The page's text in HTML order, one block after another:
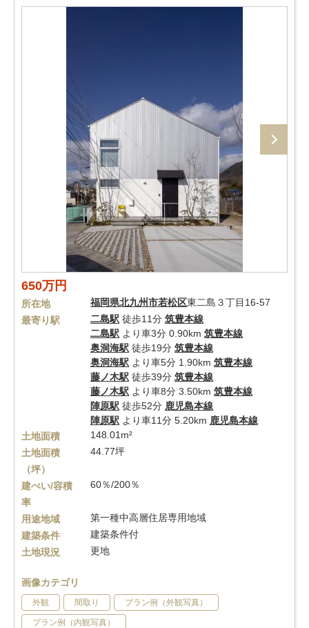
650万円
所在地 福岡県北九州市若松区東二島３丁目16-57
最寄り駅
二島駅 徒歩11分 筑豊本線
二島駅 より車3分 0.90km 筑豊本線
奥洞海駅 徒歩19分 筑豊本線
奥洞海駅 より車5分 1.90km 筑豊本線
藤ノ木駅 徒歩39分 筑豊本線
藤ノ木駅 より車8分 3.50km 筑豊本線
陣原駅 徒歩52分 鹿児島本線
陣原駅 より車11分 5.20km 鹿児島本線
土地面積
148.01m²
土地面積
（坪）
44.77坪
建ぺい/容積
率
60％/200％
用途地域
第一種中高層住居専用地域
建築条件
建築条件付
土地現況
更地
画像カテゴリ
外観 間取り プラン例（外観写真）
プラン例（内観写真）